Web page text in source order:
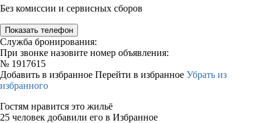
Без комиссии и сервисных сборов
Показать телефон
Служба бронирования:
При звонке назовите номер объявления:
№ 1917615
Добавить в избранное Перейти в избранное Убрать из
избранного
Гостям нравится это жильё
25 человек добавили его в Избранное